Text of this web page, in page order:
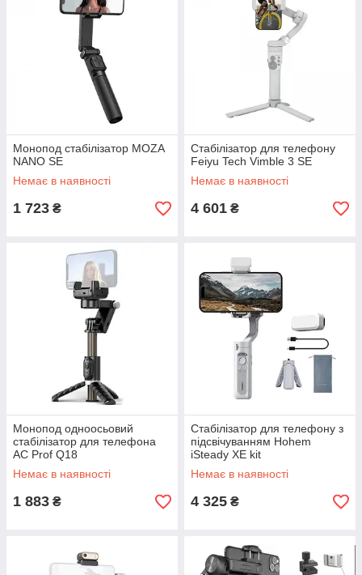
Монопод стабілізатор MOZA
NANO SE
Немає в наявності
1 723 ₴
Стабілізатор для телефону
Feiyu Tech Vimble 3 SE
Немає в наявності
4 601 ₴
Монопод одноосьовий
стабілізатор для телефона
AC Prof Q18
Немає в наявності
1 883 ₴
Стабілізатор для телефону з
підсвічуванням Hohem
iSteady XE kit
Немає в наявності
4 325 ₴